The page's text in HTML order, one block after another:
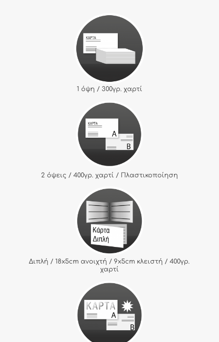
1 όψη / 300γρ. χαρτί
2 όψεις / 400γρ. χαρτί / Πλαστικοποίηση
Διπλή / 18x5cm ανοιχτή / 9x5cm κλειστή / 400γρ.
χαρτί